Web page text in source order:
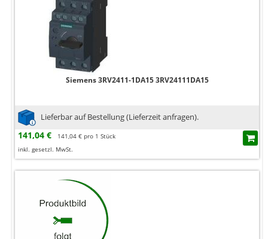
Siemens 3RV2411-1DA15 3RV24111DA15
Lieferbar auf Bestellung (Lieferzeit anfragen).
141,04 €
141,04 € pro 1 Stück
inkl. gesetzl. MwSt.